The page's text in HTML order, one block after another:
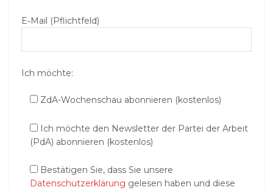
E‑Mail (Pflichtfeld)
Ich möchte:
ZdA-Wochenschau abonnieren (kostenlos)
Ich möchte den Newsletter der Partei der Arbeit
(PdA) abonnieren (kostenlos)
Bestätigen Sie, dass Sie unsere
Datenschutzerklärung gelesen haben und diese